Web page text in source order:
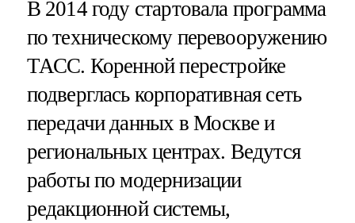
В 2014 году стартовала программа
по техническому перевооружению
ТАСС. Коренной перестройке
подверглась корпоративная сеть
передачи данных в Москве и
региональных центрах. Ведутся
работы по модернизации
редакционной системы,